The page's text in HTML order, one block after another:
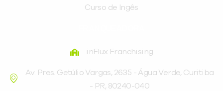
Curso de Ingês
inFlux Franchising
Av. Pres. Getúlio Vargas, 2635 - Água Verde, Curitiba
- PR, 80240-040